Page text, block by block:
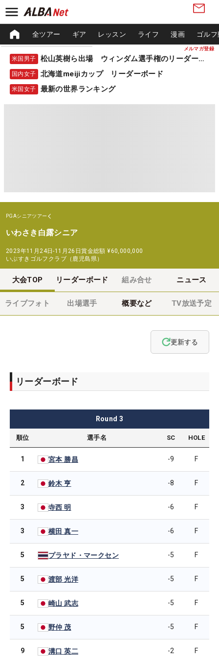
メルマガ登録
全ツアー ギア レッスン ライフ 漫画 ゴル
米国男子 松山英樹ら出場 ウィンダム選手権のリーダーボード
国内女子 北海道meijiカップ リーダーボード
米国女子 最新の世界ランキング
PGAシニアツアー
いわさき白露シニア
2023年11月24日-11月26日賞金総額 ¥60,000,000
いぶすきゴルフクラブ（鹿児島県）
大会TOP リーダーボード 組み合せ ニュース
ライブフォト 出場選手 概要など TV放送予定
更新する
リーダーボード
Round 3
順位 選手名 SC HOLE
1 宮本 勝昌 -9 F
2 鈴木 亨 -8 F
3 寺西 明 -6 F
3 横田 真一 -6 F
5 プラヤド・マークセン -5 F
5 渡部 光洋 -5 F
5 崎山 武志 -5 F
5 野仲 茂 -5 F
9 溝口 英二 -2 F